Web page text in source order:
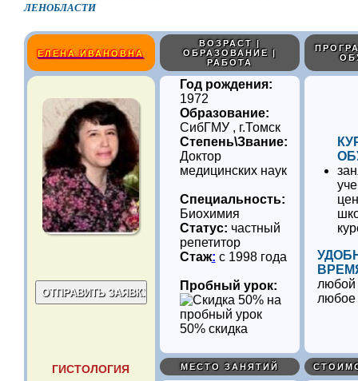
ЛЕНОБЛАСТИ
ЕЛЕНА ИВАНОВНА
ВОЗРАСТ |
ОБРАЗОВАНИЕ |
РАБОТА
ГИСТОЛОГИЯ
Год рождения:
1972
Образование:
СибГМУ , г.Томск
Степень\Звание:
Доктор
медицинских наук
Специальность:
Биохимия
Статус: частный
репетитор
Стаж: с 1998 года
Пробный урок:
50% скидка
любой
МЕСТО ЗАНЯТИЙ